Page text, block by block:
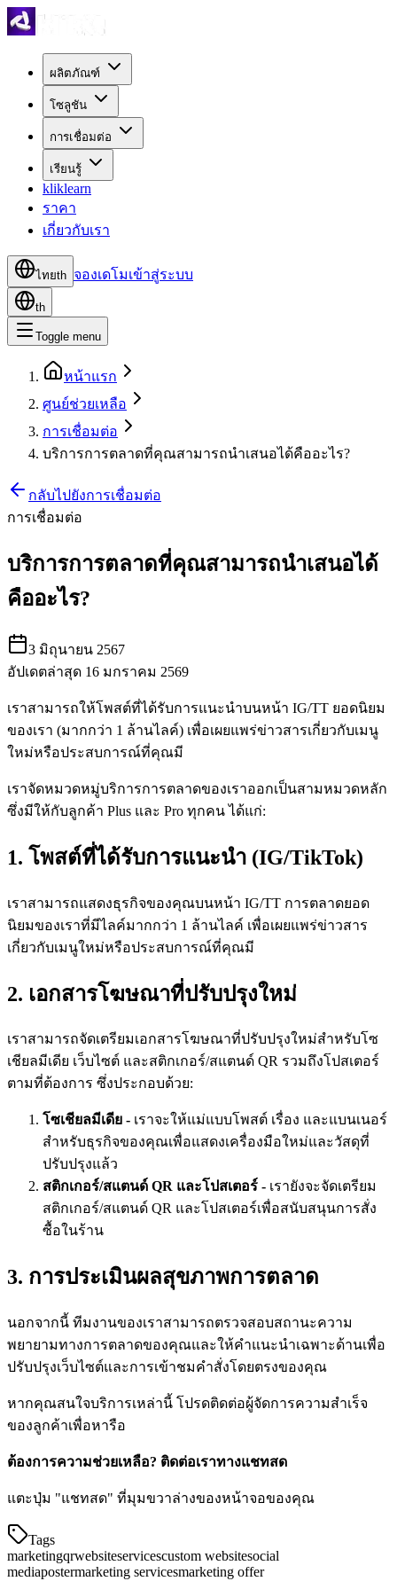
ผลิตภัณฑ์
โซลูชัน
การเชื่อมต่อ
เรียนรู้
kliklearn
ราคา
เกี่ยวกับเรา
ไทยth จองเดโมเข้าสู่ระบบ
th
Toggle menu
หน้าแรก
ศูนย์ช่วยเหลือ
การเชื่อมต่อ
บริการการตลาดที่คุณสามารถนำเสนอได้คืออะไร?
กลับไปยังการเชื่อมต่อ
การเชื่อมต่อ
บริการการตลาดที่คุณสามารถนำเสนอได้
คืออะไร?
3 มิถุนายน 2567
อัปเดตล่าสุด 16 มกราคม 2569
เราสามารถให้โพสต์ที่ได้รับการแนะนำบนหน้า IG/TT ยอดนิยม
ของเรา (มากกว่า 1 ล้านไลค์) เพื่อเผยแพร่ข่าวสารเกี่ยวกับเมนู
ใหม่หรือประสบการณ์ที่คุณมี
เราจัดหมวดหมู่บริการการตลาดของเราออกเป็นสามหมวดหลัก
ซึ่งมีให้กับลูกค้า Plus และ Pro ทุกคน ได้แก่:
1. โพสต์ที่ได้รับการแนะนำ (IG/TikTok)
เราสามารถแสดงธุรกิจของคุณบนหน้า IG/TT การตลาดยอด
นิยมของเราที่มีไลค์มากกว่า 1 ล้านไลค์ เพื่อเผยแพร่ข่าวสาร
เกี่ยวกับเมนูใหม่หรือประสบการณ์ที่คุณมี
2. เอกสารโฆษณาที่ปรับปรุงใหม่
เราสามารถจัดเตรียมเอกสารโฆษณาที่ปรับปรุงใหม่สำหรับโซ
เชียลมีเดีย เว็บไซต์ และสติกเกอร์/สแตนด์ QR รวมถึงโปสเตอร์
ตามที่ต้องการ ซึ่งประกอบด้วย:
โซเชียลมีเดีย - เราจะให้แม่แบบโพสต์ เรื่อง และแบนเนอร์
สำหรับธุรกิจของคุณเพื่อแสดงเครื่องมือใหม่และวัสดุที่
ปรับปรุงแล้ว
สติกเกอร์/สแตนด์ QR และโปสเตอร์ - เรายังจะจัดเตรียม
สติกเกอร์/สแตนด์ QR และโปสเตอร์เพื่อสนับสนุนการสั่ง
ซื้อในร้าน
3. การประเมินผลสุขภาพการตลาด
นอกจากนี้ ทีมงานของเราสามารถตรวจสอบสถานะความ
พยายามทางการตลาดของคุณและให้คำแนะนำเฉพาะด้านเพื่อ
ปรับปรุงเว็บไซต์และการเข้าชมคำสั่งโดยตรงของคุณ
หากคุณสนใจบริการเหล่านี้ โปรดติดต่อผู้จัดการความสำเร็จ
ของลูกค้าเพื่อหารือ
ต้องการความช่วยเหลือ? ติดต่อเราทางแชทสด
แตะปุ่ม "แชทสด" ที่มุมขวาล่างของหน้าจอของคุณ
Tags
marketingqrwebsiteservicescustom websitesocial
mediapostermarketing servicesmarketing offer